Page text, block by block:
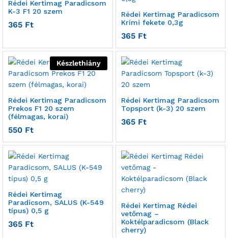
Rédei Kertimag Paradicsom
K-3 F1 20 szem
365 Ft
Rédei Kertimag Paradicsom
Krími fekete 0,3g
365 Ft
Készlethiány
Rédei Kertimag Paradicsom
Prekos F1 20 szem
(félmagas, korai)
550 Ft
Rédei Kertimag Paradicsom
Topsport (k-3) 20 szem
365 Ft
Rédei Kertimag
Paradicsom, SALUS (K-549
típus) 0,5 g
365 Ft
Rédei Kertimag Rédei
vetőmag –
Koktélparadicsom (Black
cherry)